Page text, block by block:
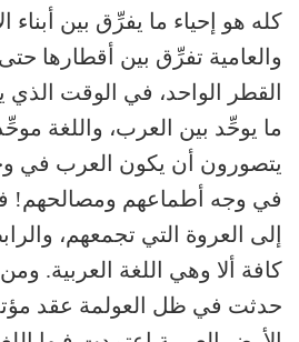
كله هو إحياء ما يفرِّق بين أبناء
والعامية تفرِّق بين أقطارها حتى
القطر الواحد، في الوقت
ما يوحِّد بين العرب، واللغة
يتصورون أن يكون العرب في
في وجه أطماعهم ومصالحهم!
إلى العروة التي تجمعهم،
كافة ألا وهي اللغة العربية.
حدثت في ظل العولمة عقد